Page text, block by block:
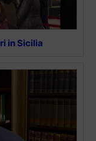
in Sicilia